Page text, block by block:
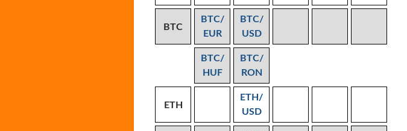
BTC
BTC/
EUR
BTC/
USD
BTC/
HUF
BTC/
RON
ETH
ETH/
USD